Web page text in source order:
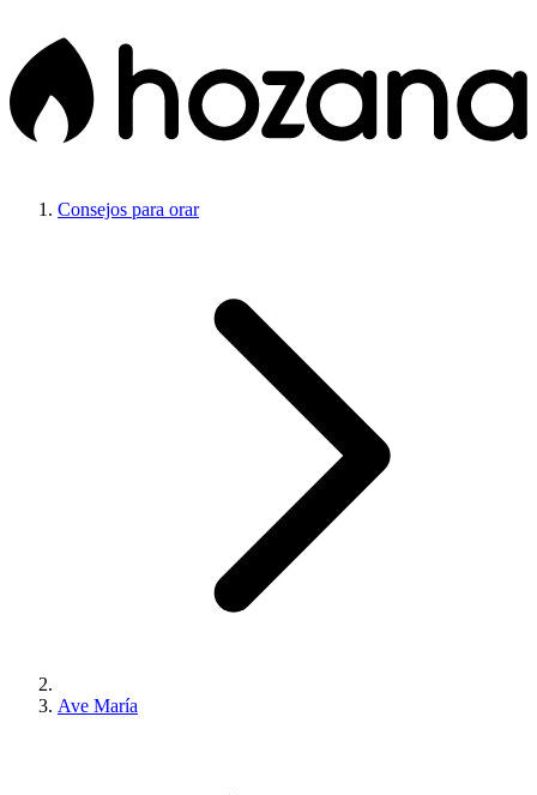
Consejos para orar
Ave María